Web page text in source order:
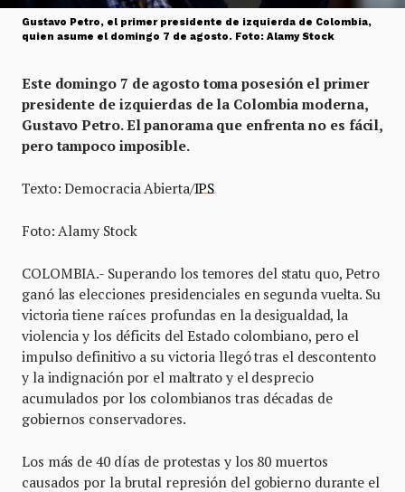
Gustavo Petro, el primer presidente de izquierda de Colombia,
quien asume el domingo 7 de agosto. Foto: Alamy Stock
Este domingo 7 de agosto toma posesión el primer
presidente de izquierdas de la Colombia moderna,
Gustavo Petro. El panorama que enfrenta no es fácil,
pero tampoco imposible.
Texto: Democracia Abierta/IPS
Foto: Alamy Stock
COLOMBIA.- Superando los temores del statu quo, Petro
ganó las elecciones presidenciales en segunda vuelta. Su
victoria tiene raíces profundas en la desigualdad, la
violencia y los déficits del Estado colombiano, pero el
impulso definitivo a su victoria llegó tras el descontento
y la indignación por el maltrato y el desprecio
acumulados por los colombianos tras décadas de
gobiernos conservadores.
Los más de 40 días de protestas y los 80 muertos
causados por la brutal represión del gobierno durante el